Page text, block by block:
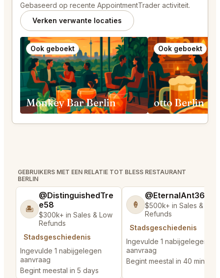
Gebaseerd op recente AppointmentTrader activiteit.
Verken verwante locaties
Ook geboekt
Monkey Bar Berlin
Ook geboekt
otto Berlin
GEBRUIKERS MET EEN RELATIE TOT BLESS RESTAURANT
BERLIN
🏝️
@DistinguishedTre
e58
$300k+ in Sales & Low
Refunds
Stadsgeschiedenis
Ingevulde 1 nabijgelegen
aanvraag
Begint meestal in 5 days
🍦
@EternalAnt36
$500k+ in Sales & Low
Refunds
Stadsgeschiedenis
Ingevulde 1 nabijgelegen
aanvraag
Begint meestal in 40 minutes